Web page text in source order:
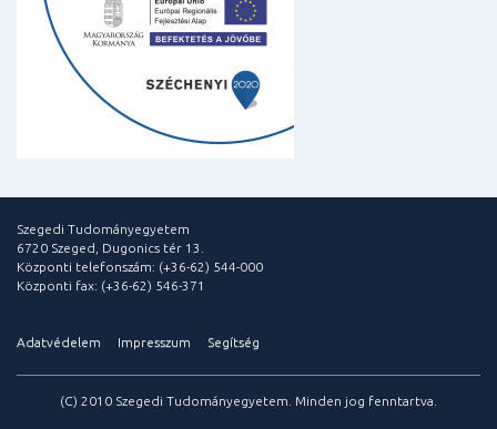
Szegedi Tudományegyetem
6720 Szeged, Dugonics tér 13.
Központi telefonszám: (+36-62) 544-000
Központi fax: (+36-62) 546-371
Adatvédelem Impresszum Segítség
(C) 2010 Szegedi Tudományegyetem. Minden jog fenntartva.